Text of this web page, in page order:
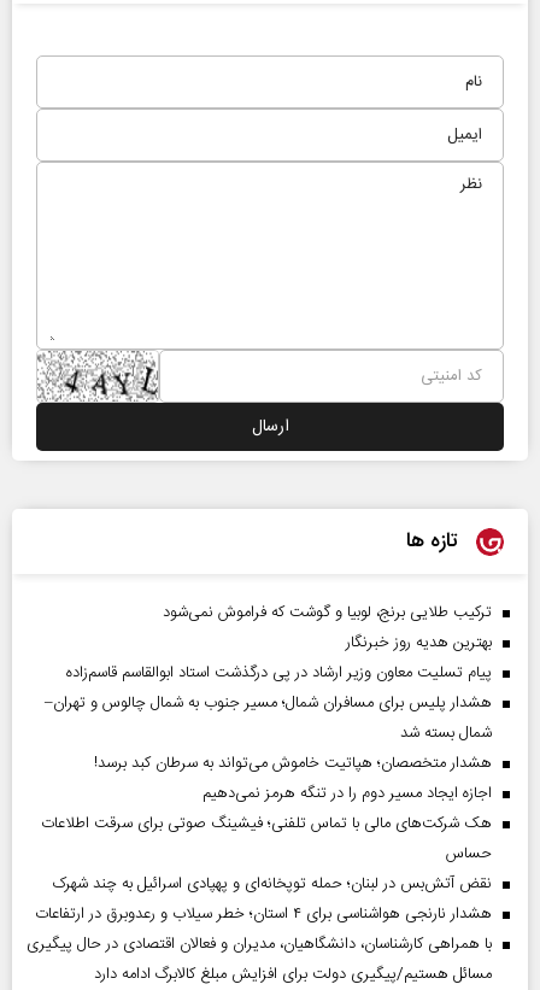
تازه ها
ترکیب طلایی برنج، لوبیا و گوشت که فراموش نمی‌شود
بهترین هدیه روز خبرنگار
پیام تسلیت معاون وزیر ارشاد در پی درگذشت استاد ابوالقاسم قاسم‌زاده
هشدار پلیس برای مسافران شمال؛ مسیر جنوب به شمال چالوس و تهران–
شمال بسته شد
هشدار متخصصان؛ هپاتیت خاموش می‌تواند به سرطان کبد برسد!
اجازه ایجاد مسیر دوم را در تنگه هرمز نمی‌دهیم
هک شرکت‌های مالی با تماس تلفنی؛ فیشینگ صوتی برای سرقت اطلاعات
حساس
نقض آتش‌بس در لبنان؛ حمله توپخانه‌ای و پهپادی اسرائیل به چند شهرک
هشدار نارنجی هواشناسی برای ۴ استان؛ خطر سیلاب و رعدوبرق در ارتفاعات
با همراهی کارشناسان، دانشگاهیان، مدیران و فعالان اقتصادی در حال پیگیری
مسائل هستیم/پیگیری دولت برای افزایش مبلغ کالابرگ ادامه دارد